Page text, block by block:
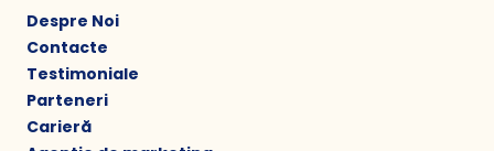
Despre Noi
Contacte
Testimoniale
Parteneri
Carieră